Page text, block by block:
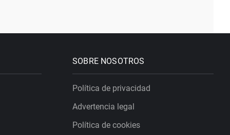
SOBRE NOSOTROS
Política de privacidad
Advertencia legal
Política de cookies